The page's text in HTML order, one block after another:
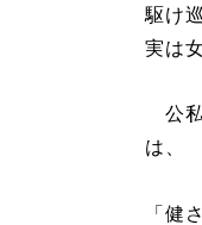
駆け
実は
公私
は、
「健